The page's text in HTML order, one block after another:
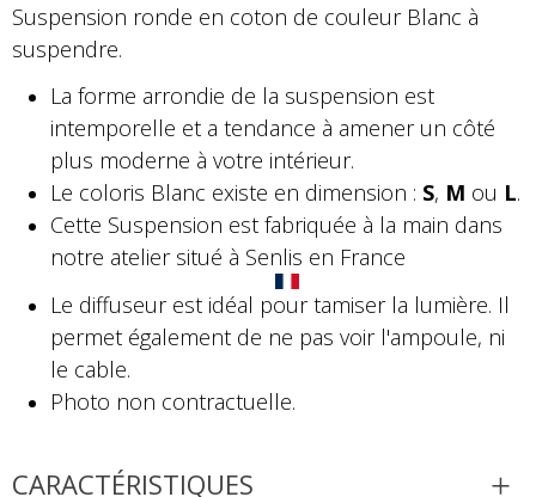
Suspension ronde en coton de couleur Blanc à
suspendre.
La forme arrondie de la suspension est
intemporelle et a tendance à amener un côté
plus moderne à votre intérieur.
Le coloris Blanc existe en dimension : S, M ou L.
Cette Suspension est fabriquée à la main dans
notre atelier situé à Senlis en France
Le diffuseur est idéal pour tamiser la lumière. Il
permet également de ne pas voir l'ampoule, ni
le cable.
Photo non contractuelle.
CARACTÉRISTIQUES